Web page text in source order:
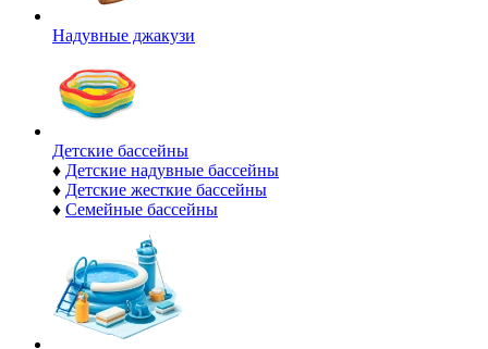
Надувные джакузи
Детские бассейны
♦ Детские надувные бассейны
♦ Детские жесткие бассейны
♦ Семейные бассейны